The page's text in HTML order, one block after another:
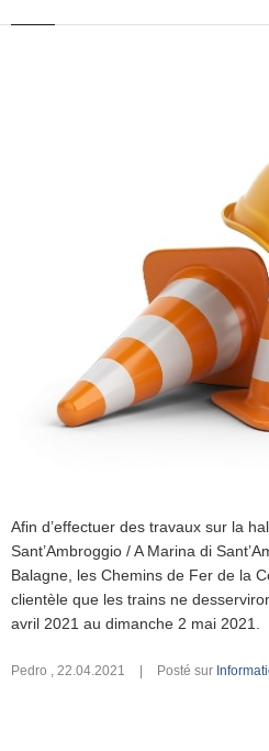
Afin d’effectuer des travaux sur la
Sant’Ambroggio / A Marina di
Balagne, les Chemins de Fer de la
clientèle que les trains ne
avril 2021 au dimanche 2 mai 2021.
Pedro , 22.04.2021 | Posté sur